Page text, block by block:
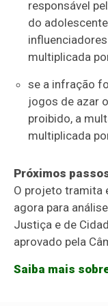
responsável
do
multiplicada
se a infração
jogos de azar
proibido, a
multiplicada
Próximos
O projeto tramita
agora para
Justiça e de
aprovado pela
Saiba mais